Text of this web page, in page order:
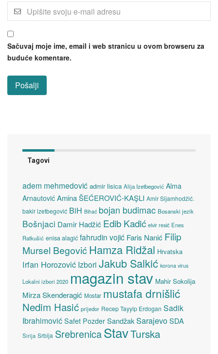
Sačuvaj moje ime, email i web stranicu u ovom browseru za
buduće komentare.
Tagovi
adem mehmedović admir lisica Alija Izetbegović Alma
Arnautović Amina ŠEĆEROVIĆ-KAŞLI Amir Sijamhodžić.
bakir izetbegović BiH Bihać bojan budimac Bosanski jezik
Bošnjaci Damir Hadžić Edib Kadić elvir resić Enes
Ratkušić enisa alagić fahrudin vojić Faris Nanić Filip
Mursel Begović Hamza Ridžal Hrvatska
Irfan Horozović Izbori Jakub Salkić korona virus
Lokalni izbori 2020 magazin stav Mahir Sokolija
Mirza Skenderagić Mostar mustafa drnišlić
Nedim Hasić prijedor Recep Tayyip Erdogan Sadik
Ibrahimović Safet Pozder SandžakSarajevoSDA
Sirija Srbija SrebrenicaStavTurska